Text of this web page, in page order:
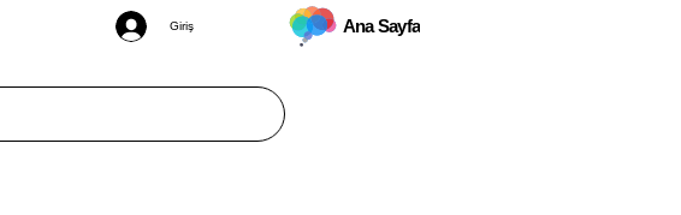
Giriş Ana Sayfa